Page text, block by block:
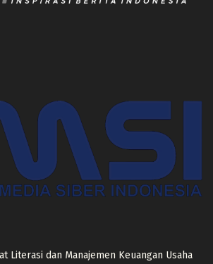
Literasi dan Manajemen Keuangan Usaha